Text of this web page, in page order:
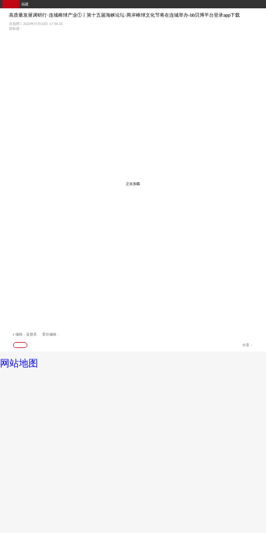
福建
高质量发展调研行·连城棒球产业①丨第十五届海峡论坛·两岸棒球文化节将在连城举办-bb贝博平台登录app下载
央视网 | 2023年07月03日 17:59:23
原标题：
正在加载
编辑：蓝楚灵 责任编辑：
分享：
网站地图